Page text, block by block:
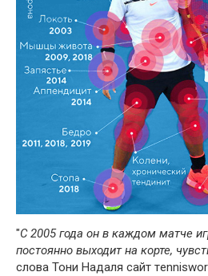
"С 2005 года он в каждом матче
постоянно выходит на корте,
слова Тони Надаля сайт